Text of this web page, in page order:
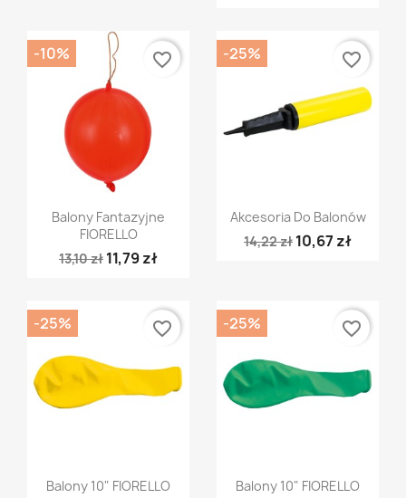
Szybki podgląd
Balony Fantazyjne
FIORELLO
13,10 zł 11,79 zł
-10% favorite_border
Szybki podgląd
Akcesoria Do Balonów
14,22 zł 10,67 zł
-25% favorite_border
Szybki podgląd
Balony 10" FIORELLO
-25% favorite_border
Szybki podgląd
Balony 10" FIORELLO
-25% favorite_border